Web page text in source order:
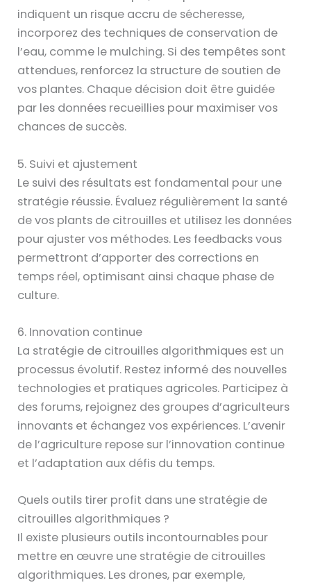
indiquent un risque accru de sécheresse,
incorporez des techniques de conservation de
l’eau, comme le mulching. Si des tempêtes sont
attendues, renforcez la structure de soutien de
vos plantes. Chaque décision doit être guidée
par les données recueillies pour maximiser vos
chances de succès.
5. Suivi et ajustement
Le suivi des résultats est fondamental pour une
stratégie réussie. Évaluez régulièrement la santé
de vos plants de citrouilles et utilisez les données
pour ajuster vos méthodes. Les feedbacks vous
permettront d’apporter des corrections en
temps réel, optimisant ainsi chaque phase de
culture.
6. Innovation continue
La stratégie de citrouilles algorithmiques est un
processus évolutif. Restez informé des nouvelles
technologies et pratiques agricoles. Participez à
des forums, rejoignez des groupes d’agriculteurs
innovants et échangez vos expériences. L’avenir
de l’agriculture repose sur l’innovation continue
et l’adaptation aux défis du temps.
Quels outils tirer profit dans une stratégie de
citrouilles algorithmiques ?
Il existe plusieurs outils incontournables pour
mettre en œuvre une stratégie de citrouilles
algorithmiques. Les drones, par exemple,